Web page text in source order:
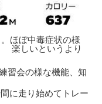
ほぼ中毒症状の様
いというより
習会の様な機能、知
に走り始めてトレー